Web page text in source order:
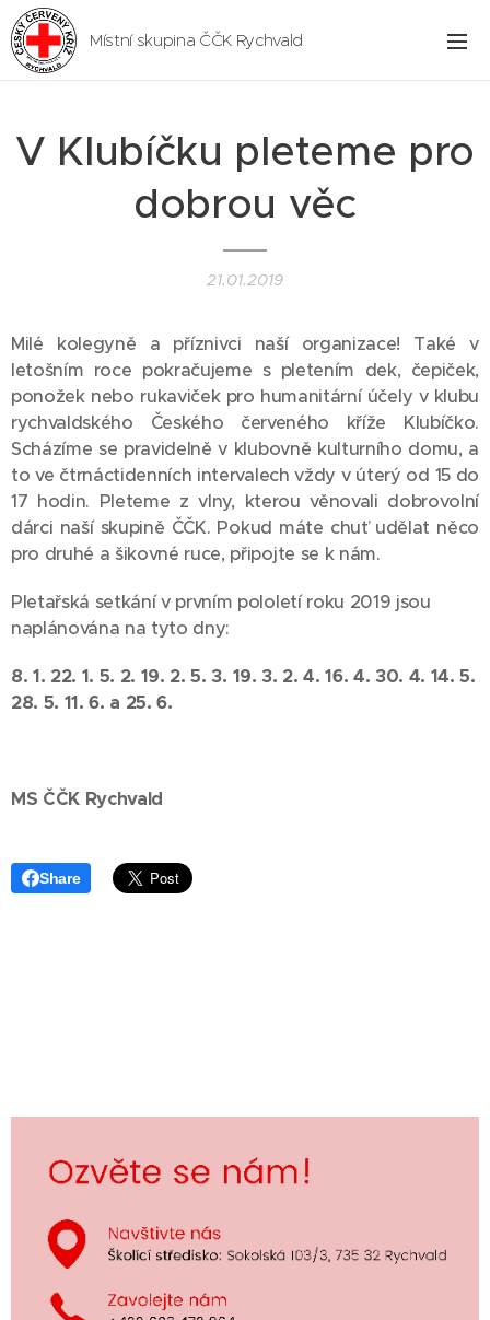
Místní skupina ČČK Rychvald
V Klubíčku pleteme pro
dobrou věc
21.01.2019
Milé kolegyně a příznivci naší organizace! Také v
letošním roce pokračujeme s pletením dek, čepiček,
ponožek nebo rukaviček pro humanitární účely v klubu
rychvaldského Českého červeného kříže Klubíčko.
Scházíme se pravidelně v klubovně kulturního domu, a
to ve čtrnáctidenních intervalech vždy v úterý od 15 do
17 hodin. Pleteme z vlny, kterou věnovali dobrovolní
dárci naší skupině ČČK. Pokud máte chuť udělat něco
pro druhé a šikovné ruce, připojte se k nám.
Pletařská setkání v prvním pololetí roku 2019 jsou
naplánována na tyto dny:
8. 1. 22. 1. 5. 2. 19. 2. 5. 3. 19. 3. 2. 4. 16. 4. 30. 4. 14. 5.
28. 5. 11. 6. a 25. 6.
MS ČČK Rychvald
Share